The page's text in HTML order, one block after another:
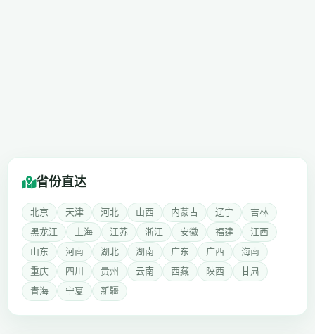
省份直达
北京 天津 河北 山西 内蒙古 辽宁
吉林
黑龙江
上海 江苏 浙江 安徽 福建
江西
山东
河南 湖北 湖南 广东 广西
海南
重庆
四川 贵州 云南 西藏 陕西
甘肃
青海
宁夏 新疆